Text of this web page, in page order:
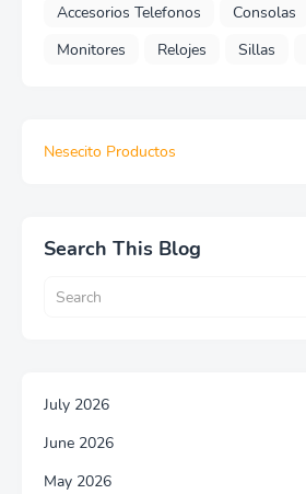
Accesorios Telefonos Consolas
Monitores
Relojes Sillas
Nesecito Productos
Search This Blog
July 2026
June 2026
May 2026